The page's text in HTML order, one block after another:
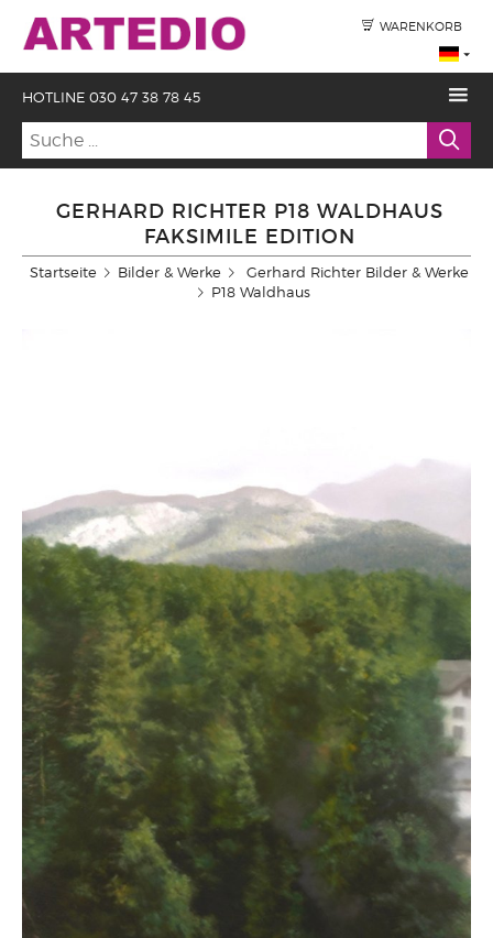
WARENKORB
HOTLINE 030 47 38 78 45
GERHARD RICHTER P18 WALDHAUS
FAKSIMILE EDITION
Startseite Bilder & Werke
Gerhard Richter Bilder & Werke
P18 Waldhaus